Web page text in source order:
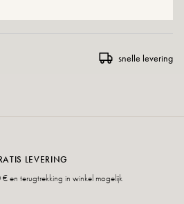
snelle levering
LEVERING
en terugtrekking in winkel mogelijk